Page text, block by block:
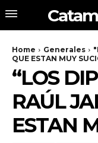
Home Generales
QUE ESTAN MUY
“LOS
RAÚL
ESTAN